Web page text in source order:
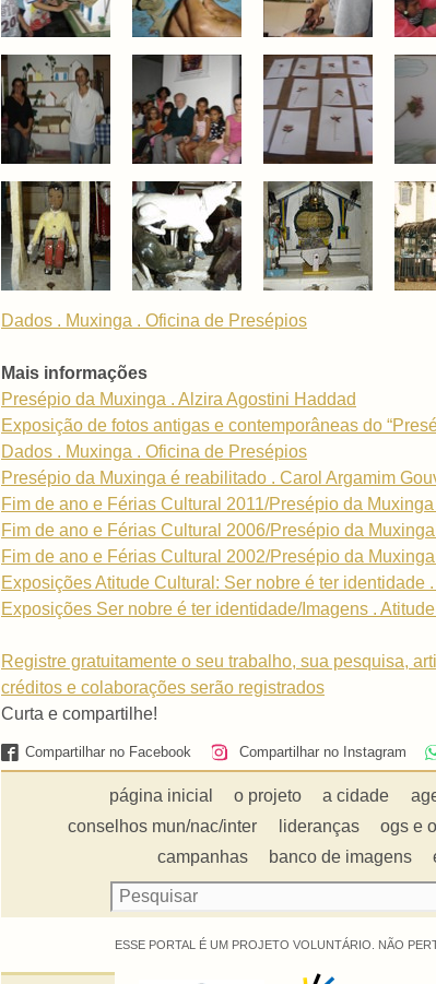
Dados . Muxinga . Oficina de Presépios
Mais informações
Presépio da Muxinga . Alzira Agostini Haddad
Exposição de fotos antigas e contemporâneas do
Dados . Muxinga . Oficina de Presépios
Presépio da Muxinga é reabilitado . Carol Argamim
Fim de ano e Férias Cultural 2011/Presépio da
Fim de ano e Férias Cultural 2006/Presépio da
Fim de ano e Férias Cultural 2002/Presépio da
Exposições Atitude Cultural: Ser nobre é ter identidade
Exposições Ser nobre é ter identidade/Imagens .
Registre gratuitamente o seu trabalho, sua pesquisa,
créditos e colaborações serão registrados
Curta e compartilhe!
Compartilhar no Facebook Compartilhar no Instagram
página inicial o projeto a cidade
conselhos mun/nac/inter
lideranças ogs e
campanhas
banco de imagens
ESSE PORTAL É UM PROJETO VOLUNTÁRIO. NÃO